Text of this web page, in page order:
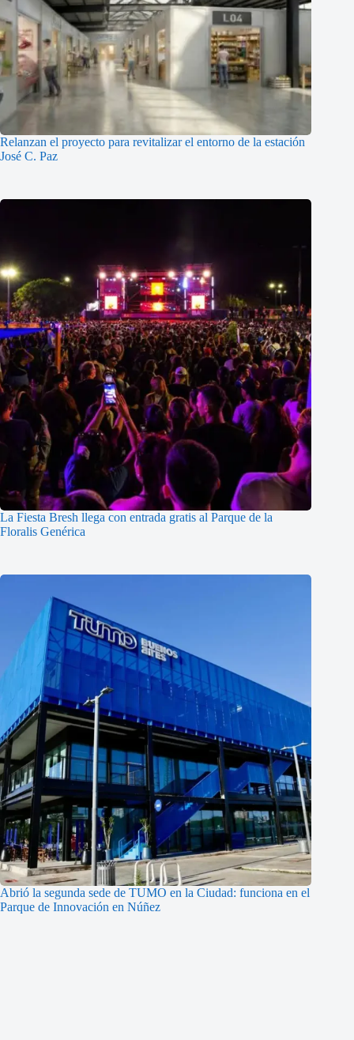
Relanzan el proyecto para revitalizar el entorno de la estación
José C. Paz
La Fiesta Bresh llega con entrada gratis al Parque de la
Floralis Genérica
Abrió la segunda sede de TUMO en la Ciudad: funciona en el
Parque de Innovación en Núñez